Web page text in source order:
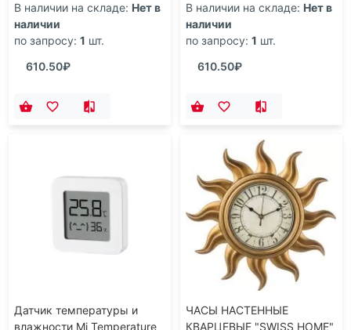
В наличии на складе: Нет в
наличии
по запросу: 1 шт.
610.50₽
В наличии на складе: Нет в
наличии
по запросу: 1 шт.
610.50₽
Датчик температуры и
влажности Mi Temperature
ЧАСЫ НАСТЕННЫЕ
КВАРЦЕВЫЕ "SWISS HOME"